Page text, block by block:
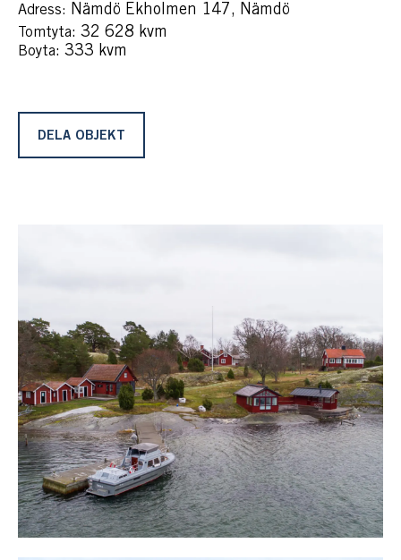
Adress: Nämdö Ekholmen 147, Nämdö
Tomtyta: 32 628 kvm
Boyta: 333 kvm
DELA OBJEKT